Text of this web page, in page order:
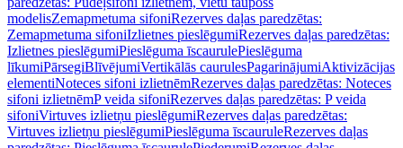
modelisZemapmetuma sifoniRezerves daļas paredzētas:
Zemapmetuma sifoniIzlietnes pieslēgumiRezerves daļas paredzētas:
Izlietnes pieslēgumiPieslēguma īscaurulePieslēguma
līkumiPārsegiBlīvējumiVertikālās caurulesPagarinājumiAktivizācijas
elementiNoteces sifoni izlietnēmRezerves daļas paredzētas: Noteces
sifoni izlietnēmP veida sifoniRezerves daļas paredzētas: P veida
sifoniVirtuves izlietņu pieslēgumiRezerves daļas paredzētas:
Virtuves izlietņu pieslēgumiPieslēguma īscauruleRezerves daļas